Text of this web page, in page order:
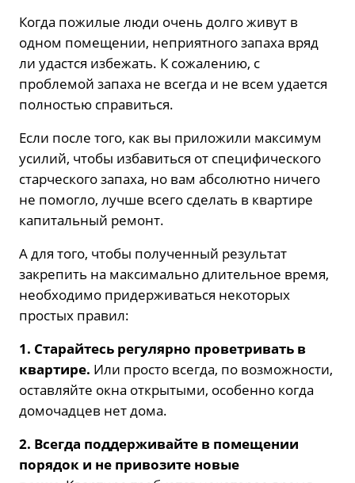
Когда пожилые люди очень долго живут в
одном помещении, неприятного запаха вряд
ли удастся избежать. К сожалению, с
проблемой запаха не всегда и не всем удается
полностью справиться.
Если после того, как вы приложили максимум
усилий, чтобы избавиться от специфического
старческого запаха, но вам абсолютно ничего
не помогло, лучше всего сделать в квартире
капитальный ремонт.
А для того, чтобы полученный результат
закрепить на максимально длительное время,
необходимо придерживаться некоторых
простых правил:
1. Старайтесь регулярно проветривать в
квартире. Или просто всегда, по возможности,
оставляйте окна открытыми, особенно когда
домочадцев нет дома.
2. Всегда поддерживайте в помещении
порядок и не привозите новые